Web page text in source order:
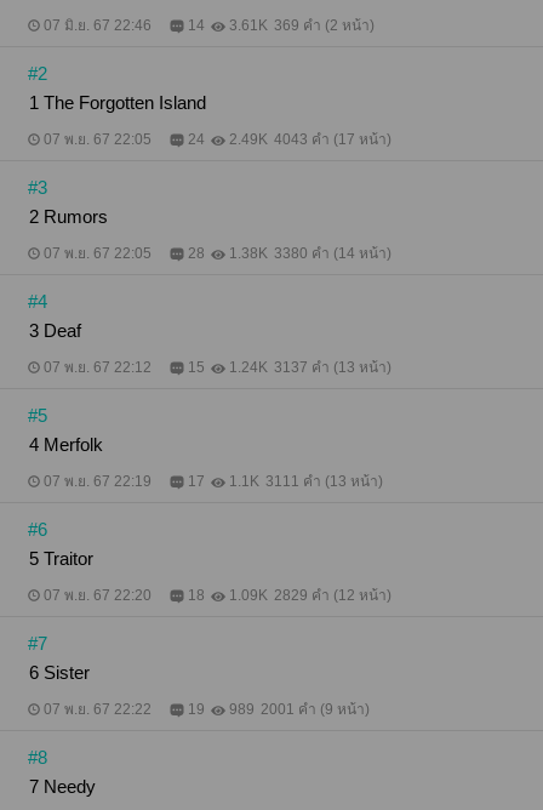
07 มิ.ย. 67 22:46 14 3.61K 369 คำ (2 หน้า)
#2
1 The Forgotten Island
07 พ.ย. 67 22:05 24 2.49K 4043 คำ (17 หน้า)
#3
2 Rumors
07 พ.ย. 67 22:05 28 1.38K 3380 คำ (14 หน้า)
#4
3 Deaf
07 พ.ย. 67 22:12 15 1.24K 3137 คำ (13 หน้า)
#5
4 Merfolk
07 พ.ย. 67 22:19 17 1.1K 3111 คำ (13 หน้า)
#6
5 Traitor
07 พ.ย. 67 22:20 18 1.09K 2829 คำ (12 หน้า)
#7
6 Sister
07 พ.ย. 67 22:22 19 989 2001 คำ (9 หน้า)
#8
7 Needy